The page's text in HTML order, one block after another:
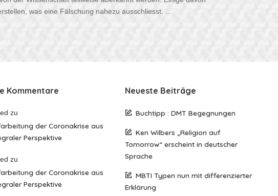
was eine Fälschung nahezu ausschliesst. ...
Kommentare
zu
der Coronakrise aus
Perspektive
zu
der Coronakrise aus
Perspektive
Neueste Beiträge
Buchtipp : DMT Begegnungen
Ken Wilbers „Religion auf
Tomorrow“ erscheint in deutscher
Sprache
MBTI Typen nun mit differenzierter
Erklärung